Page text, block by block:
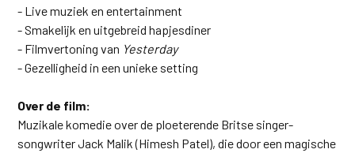
- Live muziek en entertainment
- Smakelijk en uitgebreid hapjesdiner
- Filmvertoning van Yesterday
- Gezelligheid in een unieke setting
Over de film:
Muzikale komedie over de ploeterende Britse singer-
songwriter Jack Malik (Himesh Patel), die door een magische